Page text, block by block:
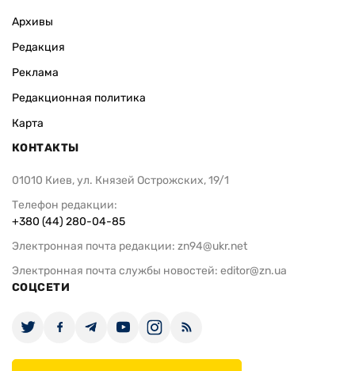
Архивы
Редакция
Реклама
Редакционная политика
Карта
КОНТАКТЫ
01010 Киев, ул. Князей Острожских, 19/1
Телефон редакции:
+380 (44) 280-04-85
Электронная почта редакции: zn94@ukr.net
Электронная почта службы новостей: editor@zn.ua
СОЦСЕТИ